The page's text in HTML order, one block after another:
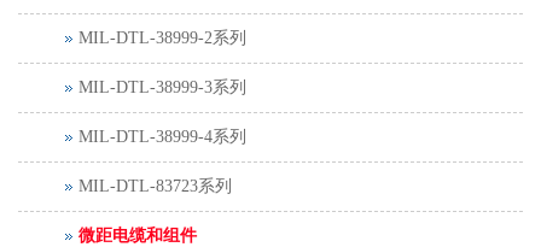
MIL-DTL-38999-2系列
MIL-DTL-38999-3系列
MIL-DTL-38999-4系列
MIL-DTL-83723系列
微距电缆和组件